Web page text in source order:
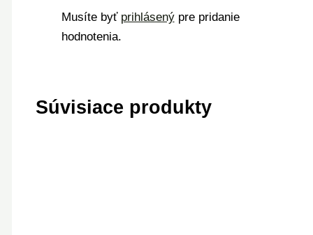
Musíte byť prihlásenýpre pridanie
hodnotenia.
Súvisiace produkty